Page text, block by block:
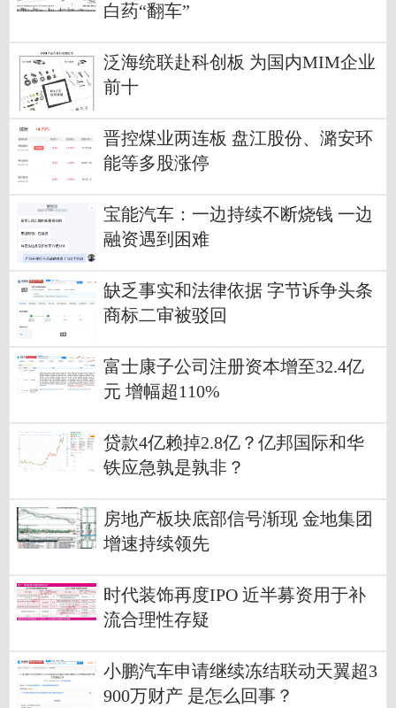
白药“翻车”
泛海统联赴科创板 为国内MIM企业
前十
晋控煤业两连板 盘江股份、潞安环
能等多股涨停
宝能汽车：一边持续不断烧钱 一边
融资遇到困难
缺乏事实和法律依据 字节诉争头条
商标二审被驳回
富士康子公司注册资本增至32.4亿
元 增幅超110%
贷款4亿赖掉2.8亿？亿邦国际和华
铁应急孰是孰非？
房地产板块底部信号渐现 金地集团
增速持续领先
时代装饰再度IPO 近半募资用于补
流合理性存疑
小鹏汽车申请继续冻结联动天翼超3
900万财产 是怎么回事？